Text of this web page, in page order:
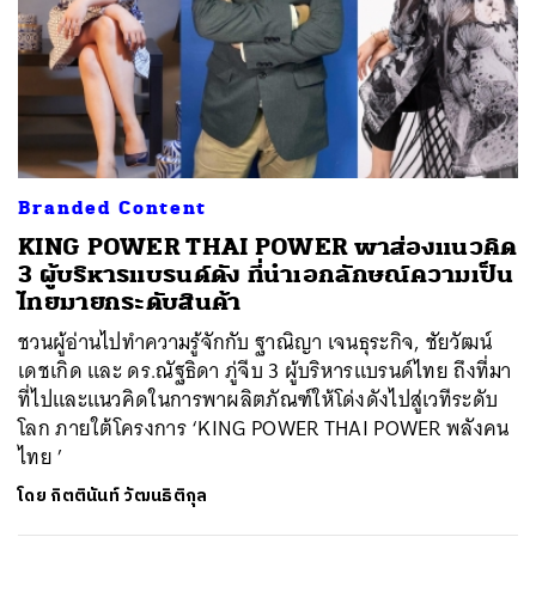
Branded Content
KING POWER THAI POWER พาส่องแนวคิด
3 ผู้บริหารแบรนด์ดัง ที่นำเอกลักษณ์ความเป็น
ไทยมายกระดับสินค้า
ชวนผู้อ่านไปทำความรู้จักกับ ฐาณิญา เจนธุระกิจ, ชัยวัฒน์
เดชเกิด และ ดร.ณัฐธิดา ภู่จีบ 3 ผู้บริหารแบรนด์ไทย ถึงที่มา
ที่ไปและแนวคิดในการพาผลิตภัณฑ์ให้โด่งดังไปสู่เวทีระดับ
โลก ภายใต้โครงการ ‘KING POWER THAI POWER พลังคน
ไทย ’
โดย กิตตินันท์ วัฒนธิติกุล
SHARE TWEET